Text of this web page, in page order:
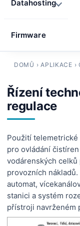
DOMŮ ›APLIKACE ›
Řízení
regulace
Použití
pro ovládání
vodárenských
provozních
automat,
stanici a systém
přístroji navrženém
Datahosting
Firmware